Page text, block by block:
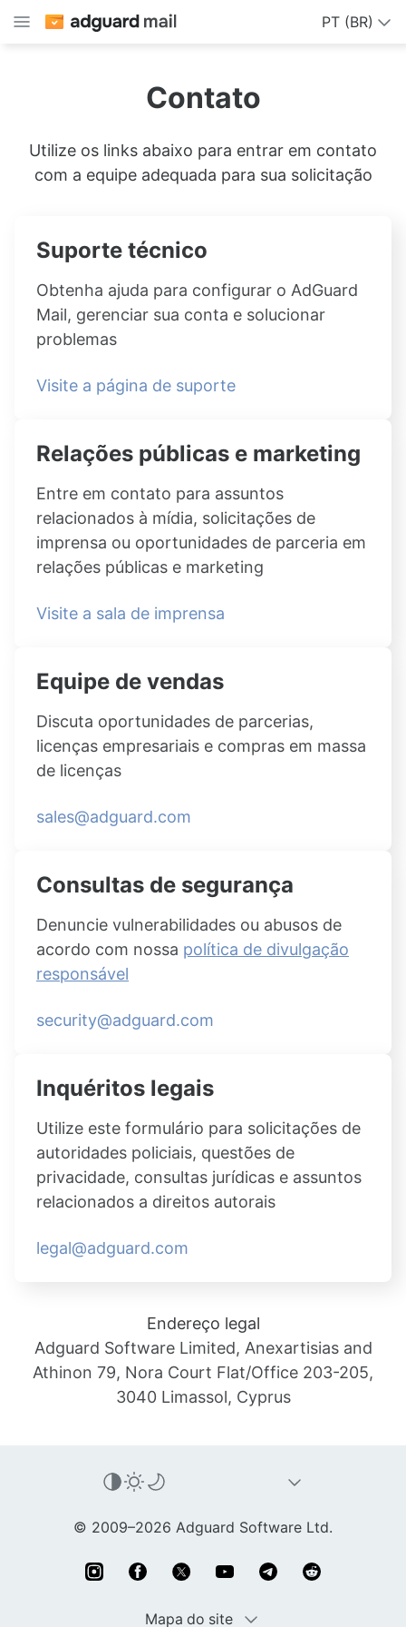
PT (BR)
Contato
Utilize os links abaixo para entrar em contato
com a equipe adequada para sua solicitação
Suporte técnico
Obtenha ajuda para configurar o AdGuard
Mail, gerenciar sua conta e solucionar
problemas
Visite a página de suporte
Relações públicas e marketing
Entre em contato para assuntos
relacionados à mídia, solicitações de
imprensa ou oportunidades de parceria em
relações públicas e marketing
Visite a sala de imprensa
Equipe de vendas
Discuta oportunidades de parcerias,
licenças empresariais e compras em massa
de licenças
sales@adguard.com
Consultas de segurança
Denuncie vulnerabilidades ou abusos de
acordo com nossa política de divulgação
responsável
security@adguard.com
Inquéritos legais
Utilize este formulário para solicitações de
autoridades policiais, questões de
privacidade, consultas jurídicas e assuntos
relacionados a direitos autorais
legal@adguard.com
Endereço legal
Adguard Software Limited, Anexartisias and
Athinon 79, Nora Court Flat/Office 203-205,
3040 Limassol, Cyprus
© 2009–2026 Adguard Software Ltd.
Mapa do site